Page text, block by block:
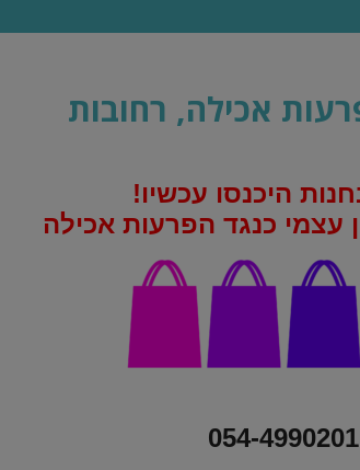
אכילה, רחובות
היכנסו עכשיו!
עצמי כנגד הפרעות אכילה
054-4990201